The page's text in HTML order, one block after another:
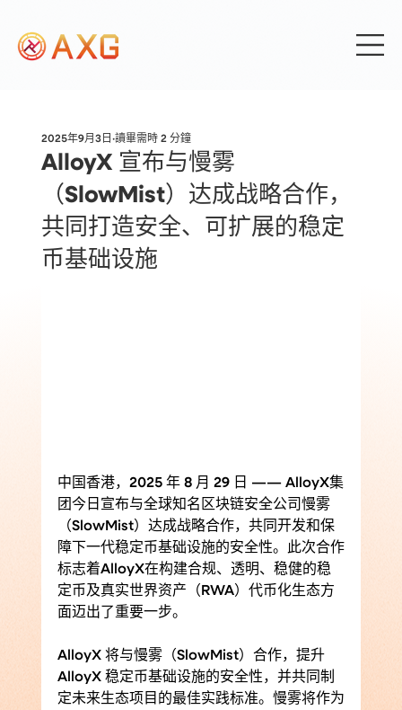
AlloyX 宣布与慢雾
（SlowMist）达成战略合作，
共同打造安全、可扩展的稳定
币基础设施
2025年9月3日 讀畢需時 2 分鐘
中国香港，2025 年 8 月 29 日 —— AlloyX集
团今日宣布与全球知名区块链安全公司慢雾
（SlowMist）达成战略合作，共同开发和保
障下一代稳定币基础设施的安全性。此次合作
标志着AlloyX在构建合规、透明、稳健的稳
定币及真实世界资产（RWA）代币化生态方
面迈出了重要一步。
AlloyX 将与慢雾（SlowMist）合作，提升
AlloyX 稳定币基础设施的安全性，并共同制
定未来生态项目的最佳实践标准。慢雾将作为